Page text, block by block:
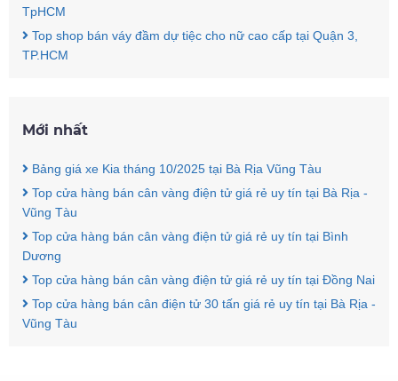
TpHCM
Top shop bán váy đầm dự tiệc cho nữ cao cấp tại Quận 3,
TP.HCM
Mới nhất
Bảng giá xe Kia tháng 10/2025 tại Bà Rịa Vũng Tàu
Top cửa hàng bán cân vàng điện tử giá rẻ uy tín tại Bà Rịa -
Vũng Tàu
Top cửa hàng bán cân vàng điện tử giá rẻ uy tín tại Bình
Dương
Top cửa hàng bán cân vàng điện tử giá rẻ uy tín tại Đồng Nai
Top cửa hàng bán cân điện tử 30 tấn giá rẻ uy tín tại Bà Rịa -
Vũng Tàu